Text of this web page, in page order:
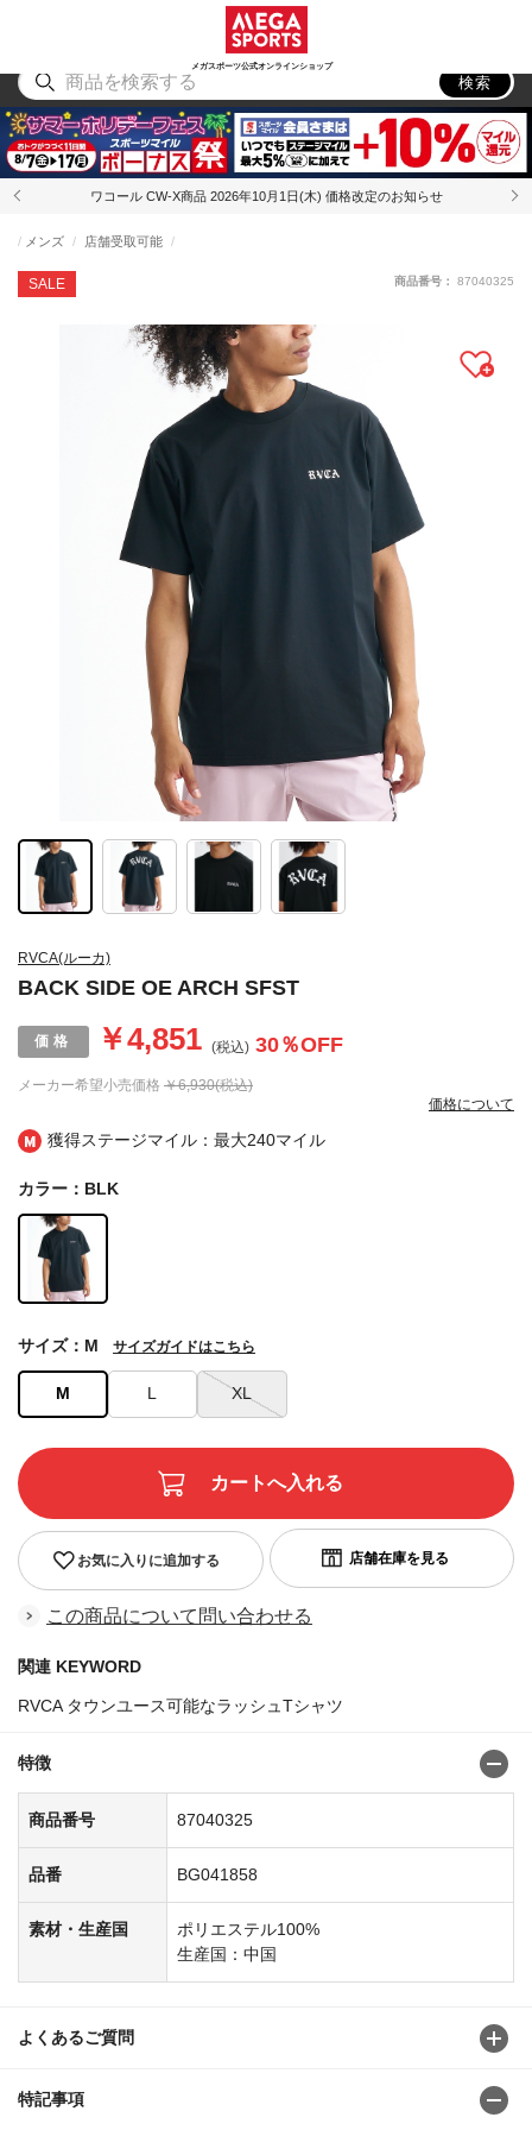
メガスポーツ公式オンラインショップ
アウトドア
検索
ワコール CW-X商品 2026年10月1日(木) 価格改定のお知らせ
獲得ステージマイル：最大240マイル
RVCA(ルーカ)
BACK SIDE OE ARCH SFST
SALE
メンズ 店舗受取可能
メーカー希望小売価格 ￥6,930(税込)
￥4,851 (税込) 30％OFF
価格について
商品番号： 87040325
カラー：BLK
M L XL
サイズ：M サイズガイドはこちら
お気に入りに追加する
この商品について問い合わせる
関連 KEYWORD
RVCA タウンユース可能なラッシュTシャツ
特徴
商品番号 87040325
品番 BG041858
素材・生産国
ポリエステル100%
生産国：中国
よくあるご質問
特記事項